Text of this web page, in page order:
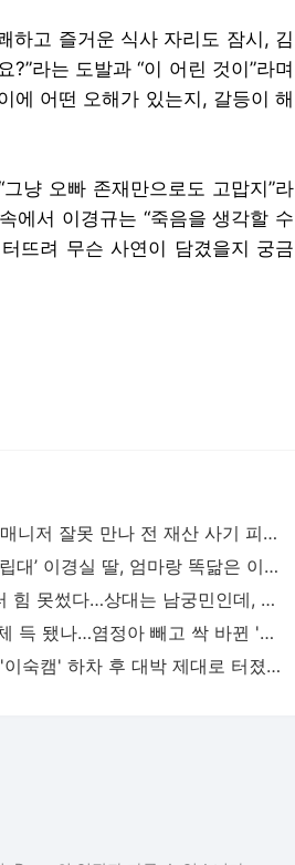
하고 즐거운 식사 자리도 잠시, 김
라는 도발과 “이 어린 것이”라며
에 어떤 오해가 있는지, 갈등이 해
냥 오빠 존재만으로도 고맙지”라
에서 이경규는 “죽음을 생각할 수
뜨려 무슨 사연이 담겼을지 궁금
정웅인, 매니저 잘못 만나 전 재산 사기 피해…"사채업자에 무릎 꿇어"('4인용식탁') [종합] | 텐아
‘요크 주립대’ 이경실 딸, 엄마랑 똑닮은 이목구비 | 텐아시아
첫방부터 힘 못썼다…상대는 남궁민인데, 시청률 6%대 출발→역공 시작 ('재벌X형사2') | 텐아시아
멤버 교체 득 됐나…염정아 빼고 싹 바뀐 '산지직송', 2주 연속 케이블·종편 동시간대 1위 [종합]
진태현, '이숙캠' 하차 후 대박 제대로 터졌다…"찾아주신 광고주들께 감사" | 텐아시아